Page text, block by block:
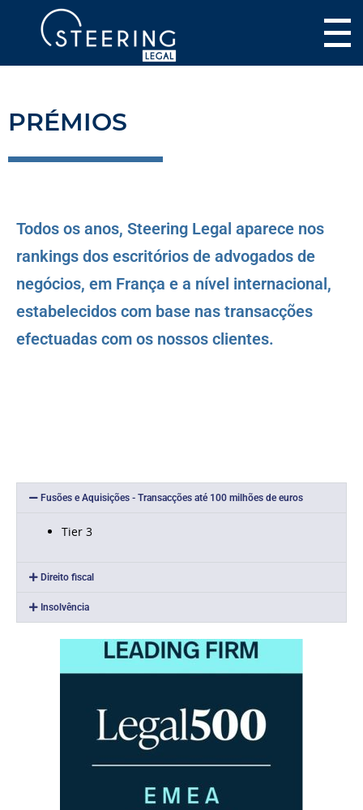
PRÉMIOS
Todos os anos, Steering Legal aparece nos
rankings dos escritórios de advogados de
negócios, em França e a nível internacional,
estabelecidos com base nas transacções
efectuadas com os nossos clientes.
Fusões e Aquisições - Transacções até 100 milhões de euros
Tier 3
Direito fiscal
Insolvência